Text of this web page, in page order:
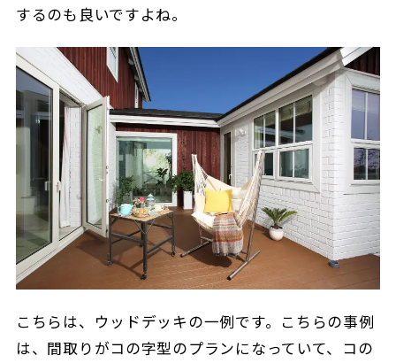
するのも良いですよね。
こちらは、ウッドデッキの一例です。こちらの事例
は、間取りがコの字型のプランになっていて、コの